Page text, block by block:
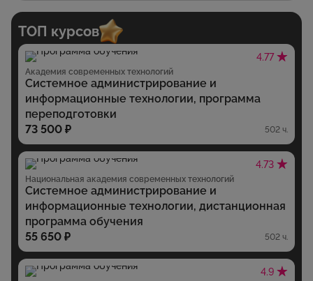
ТОП курсов
4.77
Академия современных технологий
Системное администрирование и
информационные технологии, программа
переподготовки
73 500 ₽
502 ч.
4.73
Национальная академия современных технологий
Системное администрирование и
информационные технологии, дистанционная
программа обучения
55 650 ₽
502 ч.
4.9